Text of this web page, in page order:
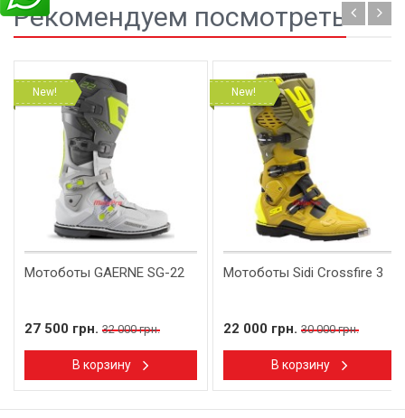
Рекомендуем посмотреть
New!
Мотоботы GAERNE SG-22
27 500 грн. 32 000 грн.
В корзину
New!
Мотоботы Sidi Crossfire 3
22 000 грн. 30 000 грн.
В корзину